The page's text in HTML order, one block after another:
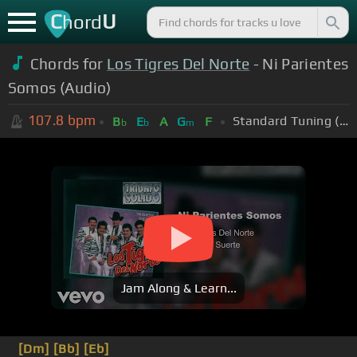
ChordU
Chords for Los Tigres Del Norte - Ni Parientes
Somos (Audio)
107.8 bpm Bb Eb A Gm F Standard Tuning (EADGBE)
Jam Along & Learn...
[Dm] [Bb] [Eb]